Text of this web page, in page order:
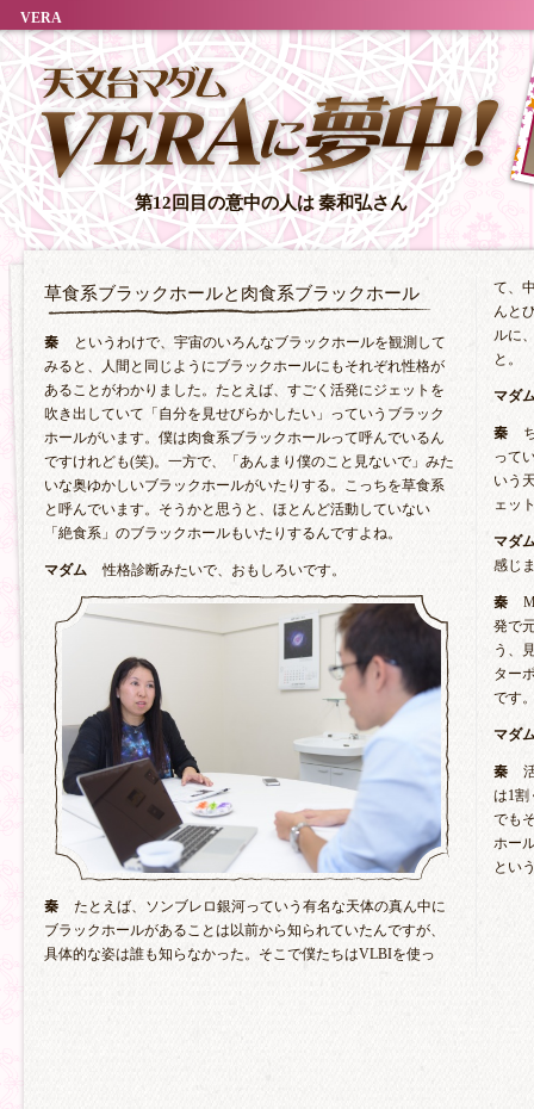
VERA
第12回目の意中の人は 秦和弘さん
草食系ブラックホールと肉食系ブラックホール
秦
というわけで、宇宙のいろんなブラックホールを観測して
みると、人間と同じようにブラックホールにもそれぞれ性格が
あることがわかりました。たとえば、すごく活発にジェットを
吹き出していて「自分を見せびらかしたい」っていうブラック
ホールがいます。僕は肉食系ブラックホールって呼んでいるん
ですけれども(笑)。一方で、「あんまり僕のこと見ないで」みた
いな奥ゆかしいブラックホールがいたりする。こっちを草食系
と呼んでいます。そうかと思うと、ほとんど活動していない
「絶食系」のブラックホールもいたりするんですよね。
マダム 性格診断みたいで、おもしろいです。
秦
たとえば、ソンブレロ銀河っていう有名な天体の真ん中に
ブラックホールがあることは以前から知られていたんですが、
具体的な姿は誰も知らなかった。そこで僕たちはVLBIを使っ
て、
んと
ルに
と。
マダ
秦
って
いう
ェッ
マダ
感じ
秦
発で
う、
ター
です
マダ
秦
は1割
でも
ホー
とい